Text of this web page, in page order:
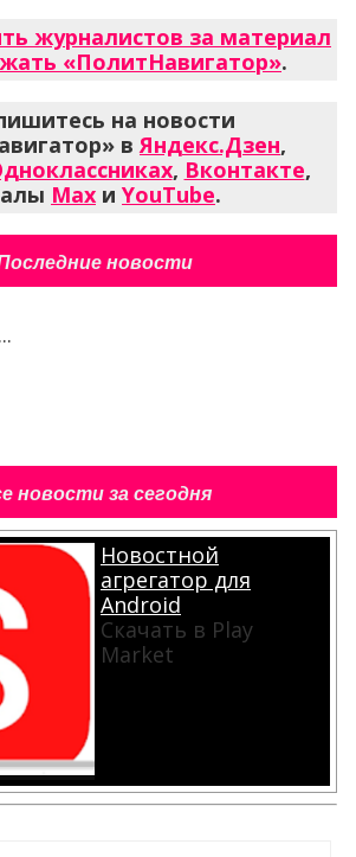
журналистов за материал
«ПолитНавигатор».
на новости
в Яндекс.Дзен,
, Вконтакте,
Max и YouTube.
новости
новости за сегодня
Новостной
агрегатор для
Android
Скачать в Play
Market